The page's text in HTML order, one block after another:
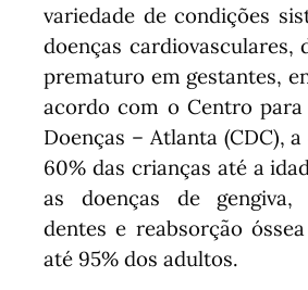
variedade de condições
doenças cardiovasculares,
prematuro em gestantes,
acordo com o Centro
Doenças – Atlanta (CDC),
60% das crianças até a
as doenças de gengiva,
dentes e reabsorção
até 95% dos adultos.